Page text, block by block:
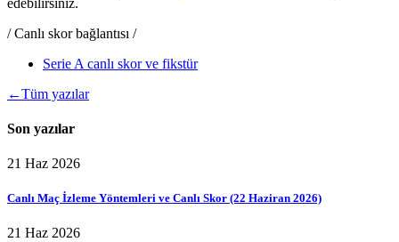
/ Canlı skor bağlantısı /
Serie A canlı skor ve fikstür
←Tüm yazılar
Son yazılar
21 Haz 2026
Canlı Maç İzleme Yöntemleri ve Canlı Skor (22 Haziran 2026)
21 Haz 2026